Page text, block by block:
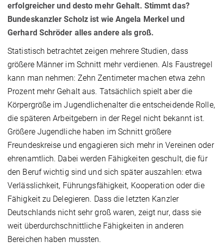
erfolgreicher und desto mehr Gehalt. Stimmt das?
Bundeskanzler Scholz ist wie Angela Merkel und
Gerhard Schröder alles andere als groß.
Statistisch betrachtet zeigen mehrere Studien, dass
größere Männer im Schnitt mehr verdienen. Als Faustregel
kann man nehmen: Zehn Zentimeter machen etwa zehn
Prozent mehr Gehalt aus. Tatsächlich spielt aber die
Körpergröße im Jugendlichenalter die entscheidende Rolle,
die späteren Arbeitgebern in der Regel nicht bekannt ist.
Größere Jugendliche haben im Schnitt größere
Freundeskreise und engagieren sich mehr in Vereinen oder
ehrenamtlich. Dabei werden Fähigkeiten geschult, die für
den Beruf wichtig sind und sich später auszahlen: etwa
Verlässlichkeit, Führungsfähigkeit, Kooperation oder die
Fähigkeit zu Delegieren. Dass die letzten Kanzler
Deutschlands nicht sehr groß waren, zeigt nur, dass sie
weit überdurchschnittliche Fähigkeiten in anderen
Bereichen haben mussten.